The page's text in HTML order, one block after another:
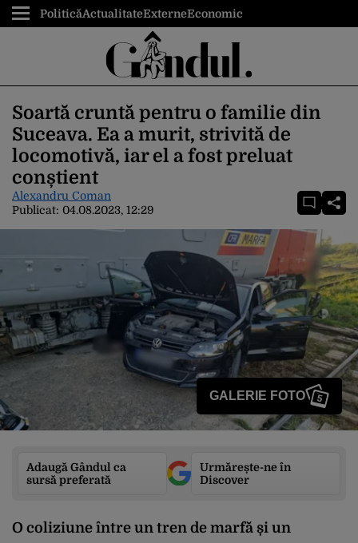
PoliticăActualitateExterneEconomic
Soartă cruntă pentru o familie din
Suceava. Ea a murit, strivită de
locomotivă, iar el a fost preluat
conștient
Alexandru Coman
Publicat: 04.08.2023, 12:29
GALERIE FOTO 5
Adaugă Gândul ca
sursă preferată
Urmărește-ne în
Discover
O coliziune între un tren de marfă și un